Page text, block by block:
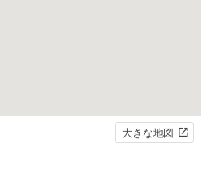
大きな地図